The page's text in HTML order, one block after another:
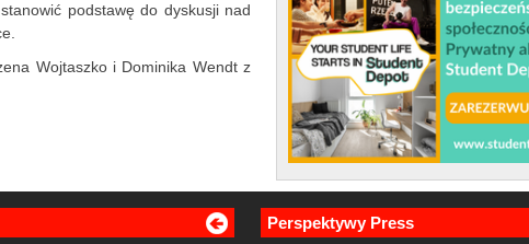
podstawę do dyskusji nad
Wojtaszko i Dominika Wendt z
Perspektywy Press